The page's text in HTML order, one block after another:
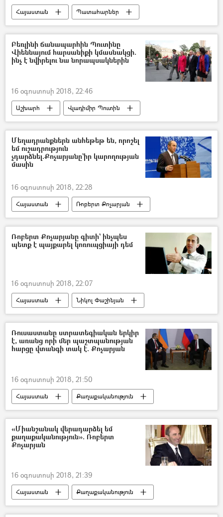
Հայաստան
Պատահարներ
Վթար, պատահար, սպանություն, գողություն
Բեռլինի ճանապարհին Պուտինը
Վիեննայում հարսանիքի կմասնակցի.
ինչ է նվիրելու նա նորապսակներին
16 օգոստոսի 2018, 22:46
Աշխարհ Վլադիմիր Պուտին
Մեղադրանքներն անհեթեթ են, որոշել
եմ ուշադրություն
չդարձնել.Քոչարյանը`իր կարողության
մասին
16 օգոստոսի 2018, 22:28
Հայաստան Ռոբերտ Քոչարյան
Ռոբերտ Քոչարյանը գիտի` ինչպես
պետք է պայքարել կոռուպցիայի դեմ
16 օգոստոսի 2018, 22:07
Հայաստան
Նիկոլ Փաշինյան
ՀՀ կառավարություն
Ռոբերտ Քոչարյան
Ռուսաստանը ստրատեգիական երկիր
է, առանց որի մեր պաշտպանության
հարցը վտանգի տակ է. Քոչարյան
16 օգոստոսի 2018, 21:50
Հայաստան
Քաղաքականություն
Ռոբերտ Քոչարյան
«Միանշանակ վերադարձել եմ
քաղաքականություն». Ռոբերտ
Քոչարյան
16 օգոստոսի 2018, 21:39
Հայաստան
Քաղաքականություն
Նիկոլ Փաշինյան
Ռոբերտ Քոչարյան